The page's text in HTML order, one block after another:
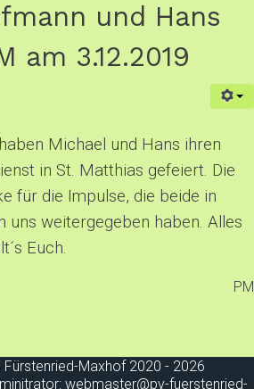
und Hans
am 3.12.2019
Michael und Hans ihren
in St. Matthias gefeiert. Die
für die Impulse, die beide in
uns weitergegeben haben. Alles
Euch.
PM
Maxhof 2020 - 2026
webmaster@pv-fuerstenried-